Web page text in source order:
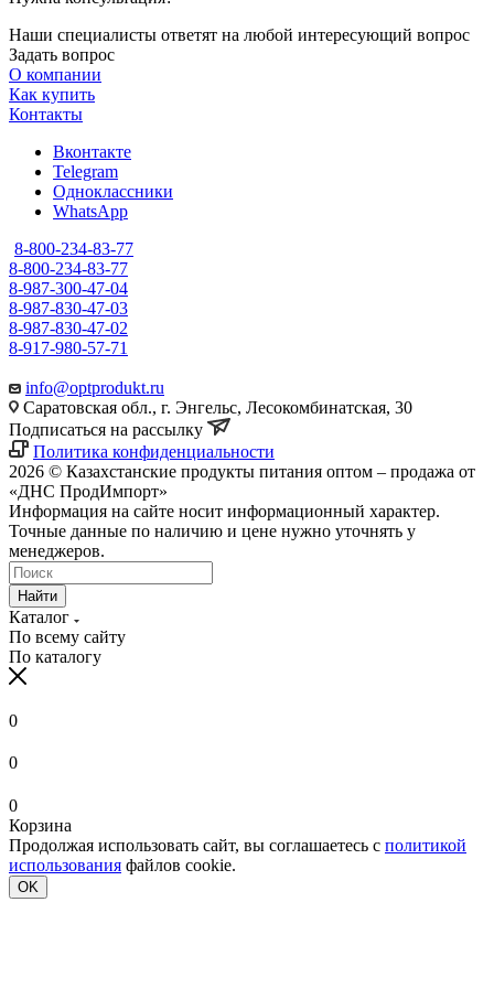
Наши специалисты ответят на любой интересующий вопрос
Задать вопрос
О компании
Как купить
Контакты
Вконтакте
Telegram
Одноклассники
WhatsApp
8-800-234-83-77
8-800-234-83-77
8-987-300-47-04
8-987-830-47-03
8-987-830-47-02
8-917-980-57-71
info@optprodukt.ru
Саратовская обл., г. Энгельс, Лесокомбинатская, 30
Подписаться на рассылку
Политика конфиденциальности
2026 © Казахстанские продукты питания оптом – продажа от
«ДНС ПродИмпорт»
Информация на сайте носит информационный характер.
Точные данные по наличию и цене нужно уточнять у
менеджеров.
Найти
Каталог
По всему сайту
По каталогу
0
0
0
Корзина
Продолжая использовать сайт, вы соглашаетесь с политикой
использования файлов cookie.
OK